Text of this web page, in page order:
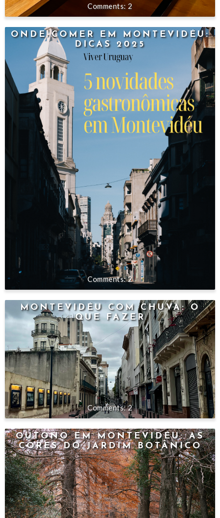
2
ONDE COMER EM MONTEVIDÉU:
DICAS 2025
2
MONTEVIDÉU COM CHUVA: O
QUE FAZER
2
OUTONO EM MONTEVIDÉU: AS
CORES DO JARDIM BOTÂNICO